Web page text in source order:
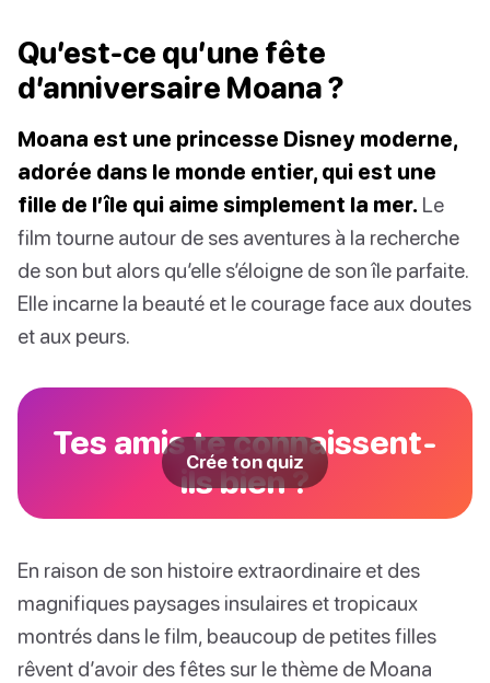
Qu’est-ce qu’une fête
d’anniversaire Moana ?
Moana est une princesse Disney moderne,
adorée dans le monde entier, qui est une
fille de l’île qui aime simplement la mer. Le
film tourne autour de ses aventures à la recherche
de son but alors qu’elle s’éloigne de son île parfaite.
Elle incarne la beauté et le courage face aux doutes
et aux peurs.
Tes amis te connaissent-
ils bien ?
Crée ton quiz
En raison de son histoire extraordinaire et des
magnifiques paysages insulaires et tropicaux
montrés dans le film, beaucoup de petites filles
rêvent d’avoir des fêtes sur le thème de Moana